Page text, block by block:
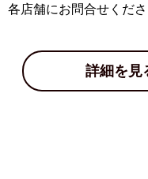
各店舗にお問合せくだ
詳細を見